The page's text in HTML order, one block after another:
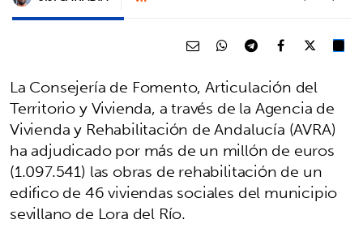
La Consejería de Fomento, Articulación del
Territorio y Vivienda, a través de la Agencia de
Vivienda y Rehabilitación de Andalucía (AVRA)
ha adjudicado por más de un millón de euros
(1.097.541) las obras de rehabilitación de un
edifico de 46 viviendas sociales del municipio
sevillano de Lora del Río.